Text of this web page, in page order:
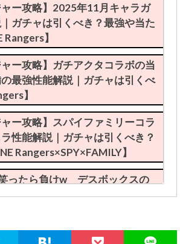
ャー攻略】2025年11月キャラガ
ガチャは引くべき？最強や当た
】
ャー攻略】ガチアクタコラボの当
最強性能解説｜ガチャは引くべ
】
ャー攻略】スパイファミリーコラ
性能解説｜ガチャは引くべき？
Rangers×SPY×FAMILY】
笑ったら負けw デスボックスの
ｗｗｗ【エーペックスレジェン
】エイムアシスト自